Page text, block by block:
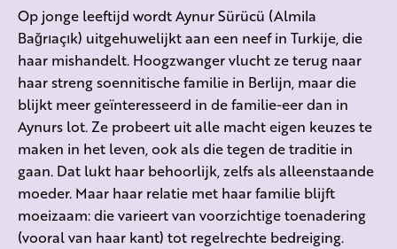
Op jonge leeftijd wordt Aynur Sürücü (Almila
Bağrıaçık) uitgehuwelijkt aan een neef in Turkije, die
haar mishandelt. Hoogzwanger vlucht ze terug naar
haar streng soennitische familie in Berlijn, maar die
blijkt meer geïnteresseerd in de familie-eer dan in
Aynurs lot. Ze probeert uit alle macht eigen keuzes te
maken in het leven, ook als die tegen de traditie in
gaan. Dat lukt haar behoorlijk, zelfs als alleenstaande
moeder. Maar haar relatie met haar familie blijft
moeizaam: die varieert van voorzichtige toenadering
(vooral van haar kant) tot regelrechte bedreiging.